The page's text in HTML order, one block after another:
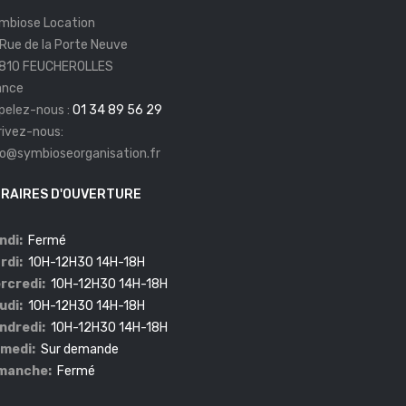
Location
de la Porte Neuve
FEUCHEROLLES
nous : 01 34 89 56 29
nous:
D'OUVERTURE
Fermé
10H-12H30 14H-18H
10H-12H30 14H-18H
10H-12H30 14H-18H
10H-12H30 14H-18H
Sur demande
Fermé